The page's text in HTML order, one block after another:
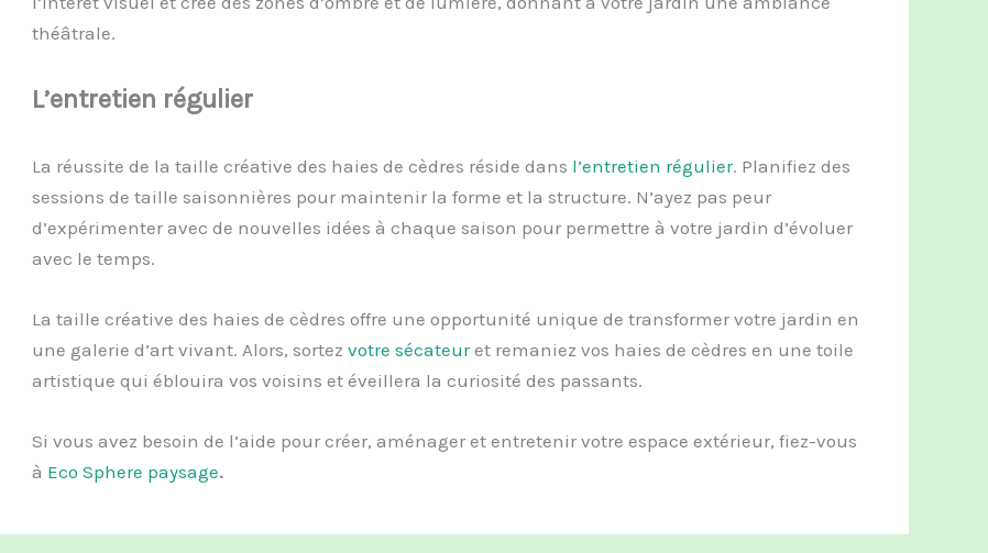
théâtrale.
L’entretien régulier
La réussite de la taille créative des haies de cèdres réside dans l’entretien régulier. Planifiez des
sessions de taille saisonnières pour maintenir la forme et la structure. N’ayez pas peur
d’expérimenter avec de nouvelles idées à chaque saison pour permettre à votre jardin d’évoluer
avec le temps.
La taille créative des haies de cèdres offre une opportunité unique de transformer votre jardin en
une galerie d’art vivant. Alors, sortez votre sécateuret remaniez vos haies de cèdres en une toile
artistique qui éblouira vos voisins et éveillera la curiosité des passants.
Si vous avez besoin de l’aide pour créer, aménager et entretenir votre espace extérieur, fiez-vous
à Eco Sphere paysage.